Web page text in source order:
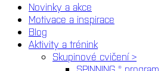
Novinky a akce
Motivace a inspirace
Blog
Aktivity a trénink
Skupinové cvičení >
SPINNING ® program